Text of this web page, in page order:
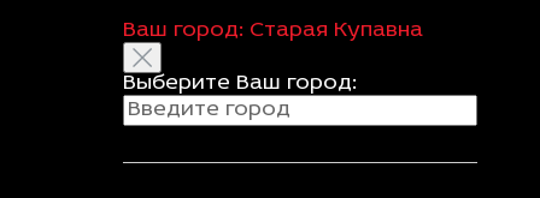
Ваш город: Старая Купавна
Выберите Ваш город: